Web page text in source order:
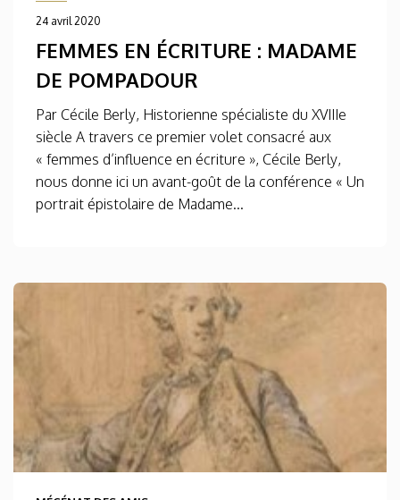
24 avril 2020
FEMMES EN ÉCRITURE : MADAME
DE POMPADOUR
Par Cécile Berly, Historienne spécialiste du XVIIIe
siècle A travers ce premier volet consacré aux
« femmes d’influence en écriture », Cécile Berly,
nous donne ici un avant-goût de la conférence « Un
portrait épistolaire de Madame...